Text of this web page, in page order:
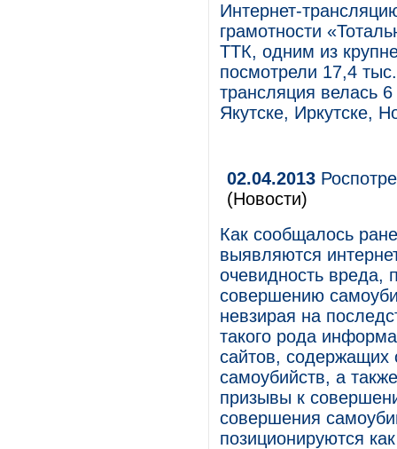
Интернет-
грамотности
ТТК, одним из
посмотрели 17,4
трансляция велась
Якутске, Иркутске,
02.04.2013
(Новости)
Как сообщалось
выявляются
очевидность вреда,
совершению
невзирая на
такого рода
сайтов, содержащих
самоубийств, а
призывы к
совершения
позиционируются